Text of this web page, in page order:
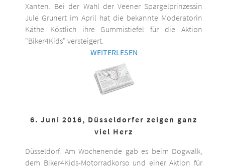
Xanten. Bei der Wahl der Veener Spargelprinzessin
Jule Grunert im April hat die bekannte Moderatorin
Käthe Köstlich ihre Gummistiefel für die Aktion
"Biker4Kids" versteigert.
WEITERLESEN
6. Juni 2016, Düsseldorfer zeigen ganz
viel Herz
Düsseldorf. Am Wochenende gab es beim Dogwalk,
dem Biker4Kids-Motorradkorso und einer Aktion für